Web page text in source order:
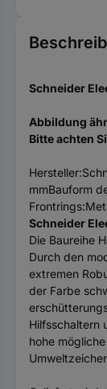
Schneider
Abbildung
Bitte achten
mmBauform
Schneider
Die Baureihe
Durch den
extremen
der Farbe
Hilfsschaltern
hohe